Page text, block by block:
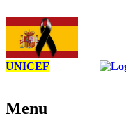
UNICEF
Menu